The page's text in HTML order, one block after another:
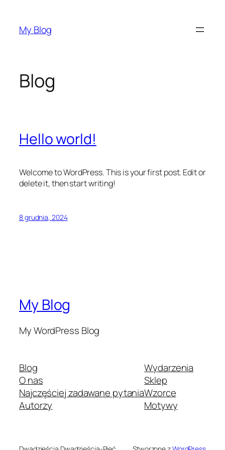
treściMy Blog
Blog
Hello world!
Welcome to WordPress. This is your first post. Edit or
delete it, then start writing!
8 grudnia, 2024
My Blog
My WordPress Blog
Blog
O nas
Najczęściej zadawane pytania
Autorzy
Wydarzenia
Sklep
Wzorce
Motywy